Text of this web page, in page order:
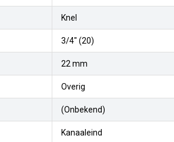
Knel
3/4" (20)
22 mm
Overig
(Onbekend)
Kanaaleind